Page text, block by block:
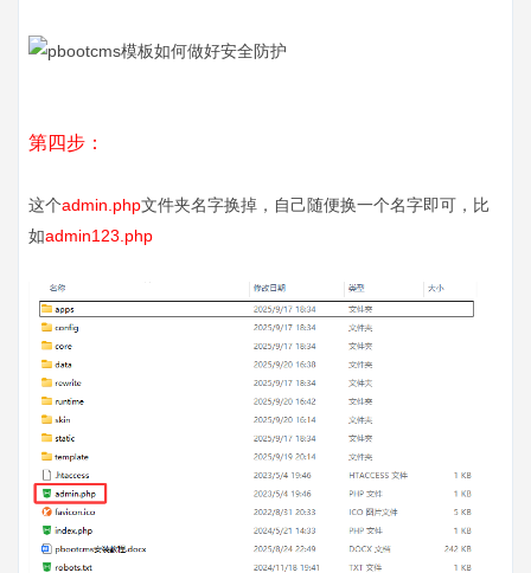
第四步：
这个admin.php文件夹名字换掉，自己随便换一个名字即可，比
如admin123.php